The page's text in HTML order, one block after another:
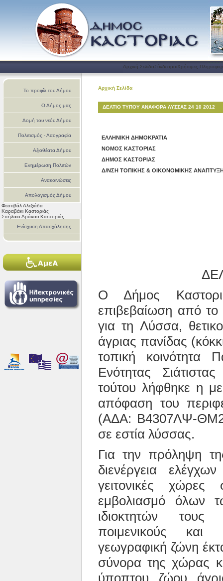
Αρχική ΣελίδαΣύνδεσμοιΧρήσιμες
Το προφίλ του Δήμου
Ο Δήμος μας
Δομή του νεόυ Δήμου
Πολιτισμός - Λαογραφία
Αξιοθέατα Δήμου
Ενημέρωση Πολιτών
Ανακοινώσεις
Απολογισμός Δήμου
Καστοριάς
Φεστιβάλ Αλεξιάδα
Καραβάκι Καστοριάς
Σπήλαιο Δράκου Καστοριάς
Ενίσχυση Απασχόλησης
Αρχική Σελίδα
ΔΕΛΤΙΟ ΤΥΠΟΥ ΑΝΑΦΟΡΑ ΛΥΣΣΑΣ 24 10 2012
ΕΛΛΗΝΙΚΗΔΗΜΟΚΡΑΤΙΑ
ΝΟΜΟΣ ΚΑΣΤΟΡΙΑΣ
ΔΗΜΟΣ ΚΑΣΤΟΡΙΑΣ
Δ/ΝΣΗ TOΠΙΚΗΣ & ΟΙΚΟΝΟΜΙΚΗΣ
Ο Δήμος
επιβεβαίωση από
για τη Λύσσα,
άγριας πανίδας
τοπική κοινότητα
Ενότητας
τούτου λήφθηκε η
απόφαση του
(ΑΔΑ: Β4307ΛΨ-
σε εστία λύσσας.
Για την πρόληψη
διενέργεια
γειτονικές
εμβολιασμό όλων
ιδιοκτητών
ποιμενικούς και
γεωγραφική ζώνη
σύνορα της χώρας
ύποπτου ζώου